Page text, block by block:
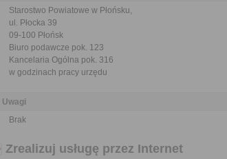
Starostwo Powiatowe w Płońsku,
ul. Płocka 39
09-100 Płońsk
Biuro podawcze pok. 123
Kancelaria Ogólna pok. 316
w godzinach pracy urzędu
Uwagi
Brak
Zrealizuj usługę przez Internet